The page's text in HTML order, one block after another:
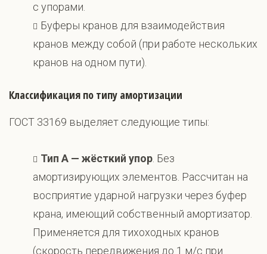
с упорами.
Буферы кранов для взаимодействия
кранов между собой (при работе нескольких
кранов на одном пути).
Классификация по типу амортизации
ГОСТ 33169 выделяет следующие типы:
Тип A — жёсткий упор . Без
амортизирующих элементов. Рассчитан на
восприятие ударной нагрузки через буфер
крана, имеющий собственный амортизатор.
Применяется для тихоходных кранов
(скорость передвижения до 1 м/с при